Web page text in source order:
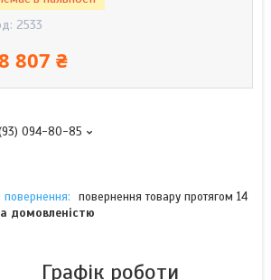
2533
807 ₴
094-80-85
повернення товару протягом 14
домовленістю
Графік роботи